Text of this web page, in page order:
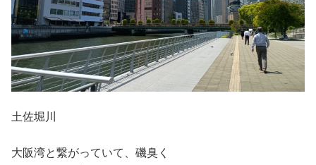
土佐堀川
大阪湾と繋がっていて、磯臭く